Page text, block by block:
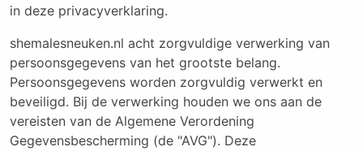
in deze privacyverklaring.
shemalesneuken.nl acht zorgvuldige verwerking van
persoonsgegevens van het grootste belang.
Persoonsgegevens worden zorgvuldig verwerkt en
beveiligd. Bij de verwerking houden we ons aan de
vereisten van de Algemene Verordening
Gegevensbescherming (de "AVG"). Deze